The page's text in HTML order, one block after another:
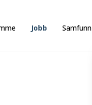
Jobb Samfunn